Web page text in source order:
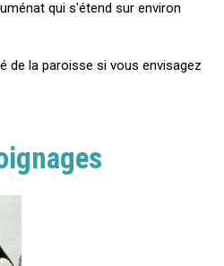
qui s'étend sur environ
de la paroisse si vous envisagez